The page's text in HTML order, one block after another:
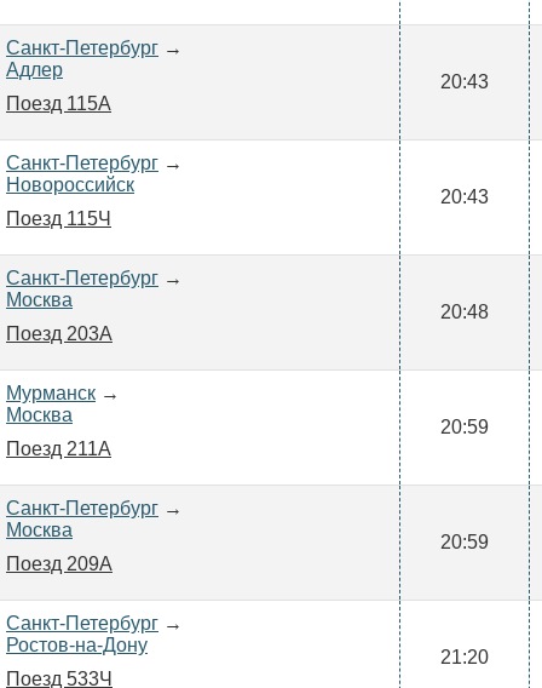
Санкт-Петербург →
Адлер
Поезд 115А
20:43
Санкт-Петербург →
Новороссийск
Поезд 115Ч
20:43
Санкт-Петербург →
Москва
Поезд 203А
20:48
Мурманск →
Москва
Поезд 211А
20:59
Санкт-Петербург →
Москва
Поезд 209А
20:59
Санкт-Петербург →
Ростов-на-Дону
Поезд 533Ч
21:20